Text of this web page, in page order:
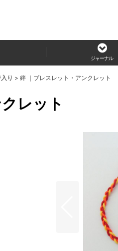
ジャーナル
り > 絆 ｜ブレスレット・アンクレット
レット